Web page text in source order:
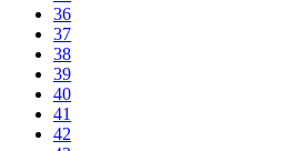
36
37
38
39
40
41
42